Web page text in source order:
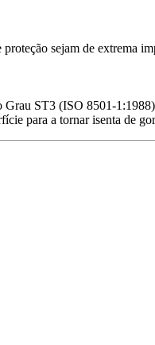
sejam de extrema
Grau ST3 (ISO 8501-
para a tornar isenta de